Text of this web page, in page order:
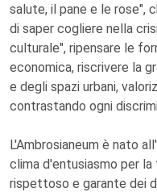
salute, il pane e le rose",
di saper cogliere nella
culturale", ripensare le
economica, riscrivere la
e degli spazi urbani,
contrastando ogni
L'Ambrosianeum è nato
clima d'entusiasmo per
rispettoso e garante dei